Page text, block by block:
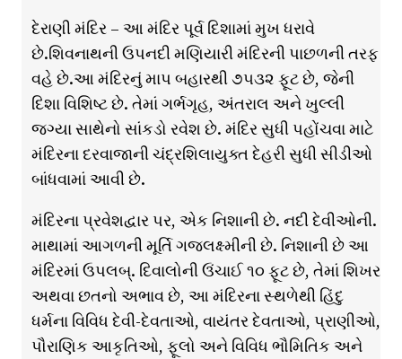
દેરાણી મંદિર – આ મંદિર પૂર્વ દિશામાં મુખ ધરાવે
છે.શિવનાથની ઉપનદી મણિયારી મંદિરની પાછળની તરફ
વહે છે.આ મંદિરનું માપ બહારથી ૭૫૩૨ ફૂટ છે, જેની
દિશા વિશિષ્ટ છે. તેમાં ગર્ભગૃહ, અંતરાલ અને ખુલ્લી
જગ્યા સાથેનો સાંકડો રવેશ છે. મંદિર સુધી પહોંચવા માટે
મંદિરના દરવાજાની ચંદ્રશિલાયુક્ત દેહરી સુધી સીડીઓ
બાંધવામાં આવી છે.
મંદિરના પ્રવેશદ્વાર પર, એક નિશાની છે. નદી દેવીઓની.
માથામાં આગળની મૂર્તિ ગજલક્ષ્મીની છે. નિશાની છે આ
મંદિરમાં ઉપલબ્. દિવાલોની ઉંચાઈ ૧૦ ફૂટ છે, તેમાં શિખર
અથવા છતનો અભાવ છે, આ મંદિરના સ્થળેથી હિંદુ
ધર્મના વિવિધ દેવી-દેવતાઓ, વાયંતર દેવતાઓ, પ્રાણીઓ,
પૌરાણિક આકૃતિઓ, ફૂલો અને વિવિધ ભૌમિતિક અને